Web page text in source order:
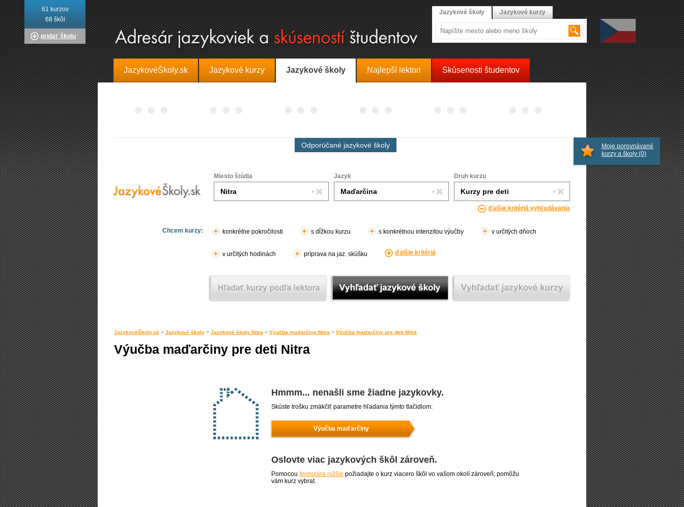
JazykovéŠkoly.sk Jazykové kurzy Jazykové školy Najlepší lektori Skúsenosti študentov
Odporúčané jazykové školy
Miesto štúdia Jazyk Druh kurzu
ďalšie kritériá vyhľadávania
Chcem kurzy: konkrétne pokročilosti s dĺžkou kurzu s konkrétnou intenzitou výučby v určitých dňoch
v určitých hodinách príprava na jaz. skúšku ďalšie kritériá
JazykovéŠkoly.sk > Jazykové školy > Jazykové školy Nitra > Výučba maďarčiny Nitra > Výučba maďarčiny pre deti Nitra
Výučba maďarčiny pre deti Nitra
Hmmm... nenašli sme žiadne jazykovky.
Skúste trošku zmäkčiť parametre hľadania týmto tlačidlom:
Výučba maďarčiny
Oslovte viac jazykových škôl zároveň.
Pomocou formulára nižšie požiadajte o kurz viacero škôl vo vašom okolí zároveň; pomôžu
vám kurz vybrat.
Moje porovnávané
kurzy a školy (0)
61 kurzov
68 škôl
pridať školu
Jazykové školy Jazykové kurzy